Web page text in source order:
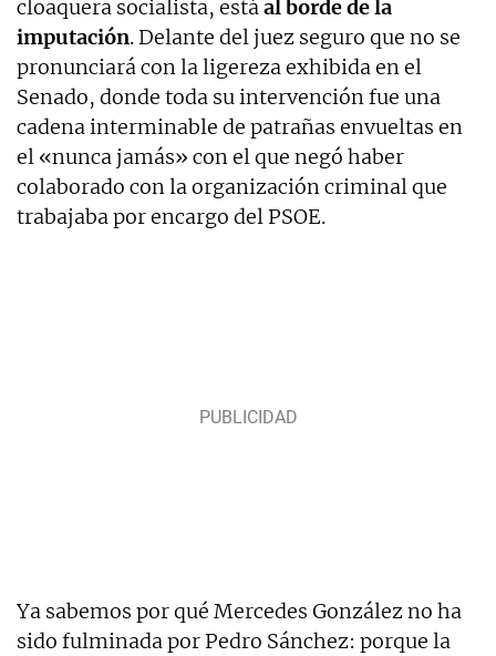
cloaquera socialista, estáal borde de la
imputación. Delante del juez seguro que no se
pronunciará con la ligereza exhibida en el
Senado, donde toda su intervención fue una
cadena interminable de patrañas envueltas en
el «nunca jamás» con el que negó haber
colaborado con la organización criminal que
trabajaba por encargo del PSOE.
Ya sabemos por qué Mercedes González no ha
sido fulminada por Pedro Sánchez: porque la